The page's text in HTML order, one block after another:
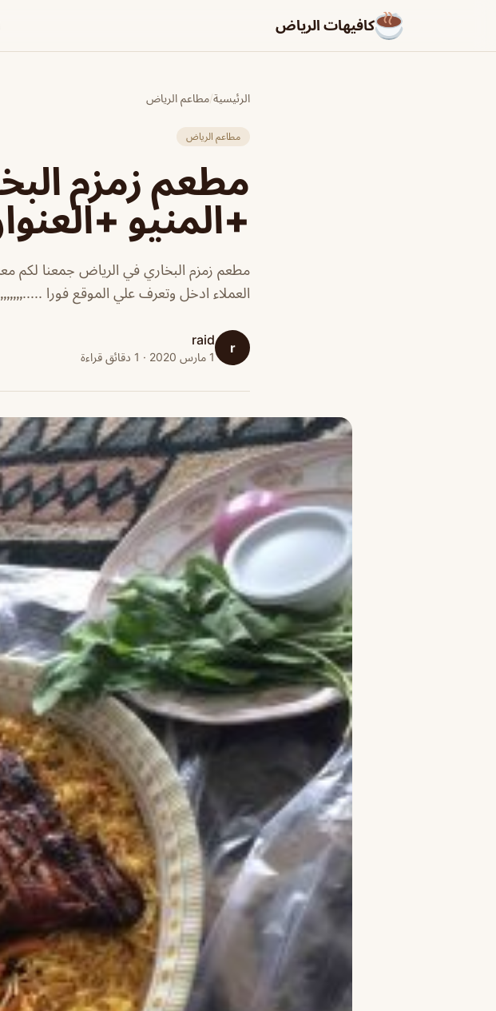
كافيهات الرياض
الرئيسية/مطاعم الرياض
مطاعم الرياض
مطعم زمزم
+المنيو
مطعم زمزم البخاري في الرياض جمعنا لكم
العملاء ادخل وتعرف علي الموقع فورا .....٫٫٫٫٫٫٫
r
raid
1 مارس 2020 · 1 دقائق قراءة